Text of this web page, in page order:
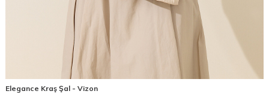
Elegance Kraş Şal - Vizon